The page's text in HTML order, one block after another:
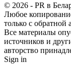
© 2026 - PR в
Любое
только с обратной
Все материалы
источников и
авторство
Sign in